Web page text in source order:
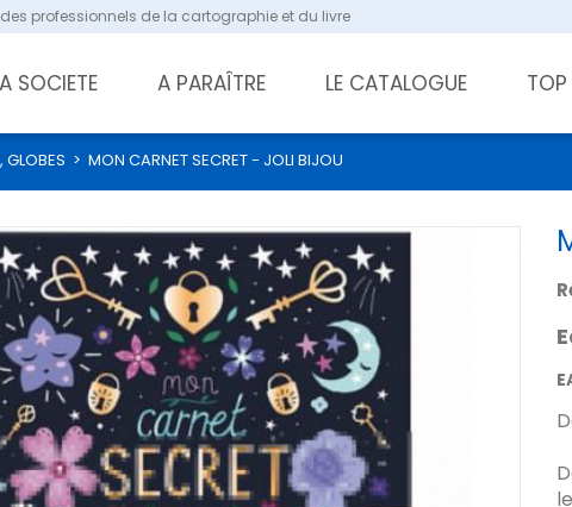
des professionnels de la cartographie et du livre
SOCIETE A PARAÎTRE LE CATALOGUE TOP
GLOBES > MON CARNET SECRET - JOLI BIJOU